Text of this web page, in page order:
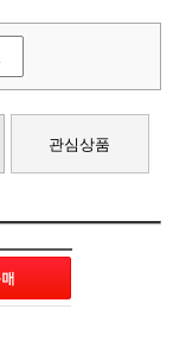
관심상품